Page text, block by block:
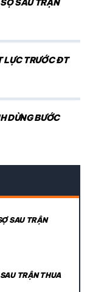
SAU TRẬN
LỰC TRƯỚC ĐT
DỪNG BƯỚC
SAU TRẬN
TRẬN THUA